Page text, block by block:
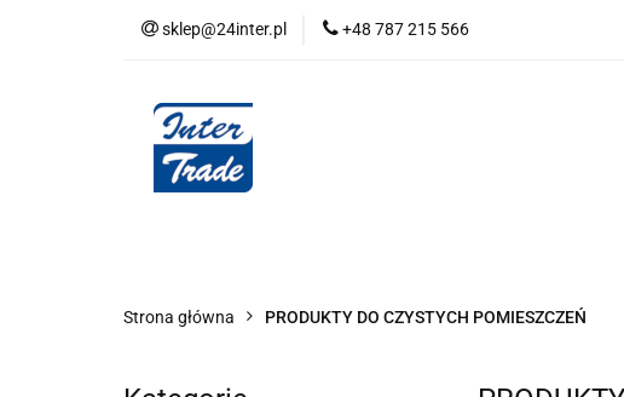
sklep@24inter.pl +48 787 215 566
AUDYT SPRĘŻONEGO POWIETRZA SERIA J
AUDYT SPRĘŻONEGO
Strona główna PRODUKTY DO CZYSTYCH POMIESZCZEŃ